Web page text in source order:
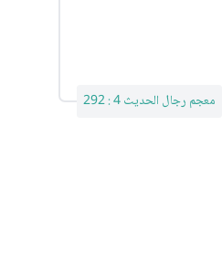
معجم رجال الحديث 4 : 292